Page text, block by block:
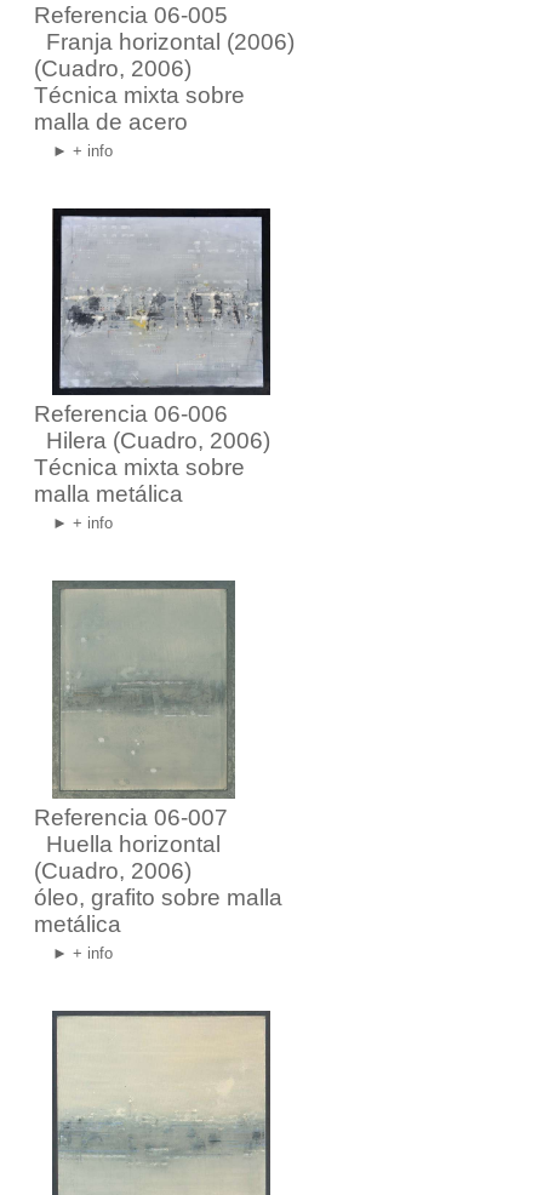
Referencia 06-005
Franja horizontal (2006)
(Cuadro, 2006)
Técnica mixta sobre
malla de acero
► + info
Referencia 06-006
Hilera (Cuadro, 2006)
Técnica mixta sobre
malla metálica
► + info
Referencia 06-007
Huella horizontal
(Cuadro, 2006)
óleo, grafito sobre malla
metálica
► + info